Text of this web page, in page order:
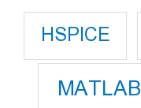
HSPICE
MATLAB